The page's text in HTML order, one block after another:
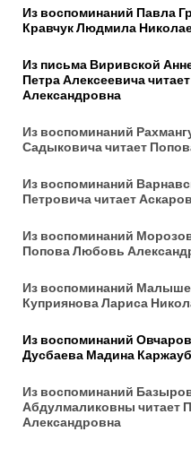
Из воспоминаний Павла
Кравчук Людмила
Из письма Виривской
Петра Алексеевича
Александровна
Из воспоминаний
Садыковичачитает
Из воспоминаний
Петровичачитает
Из воспоминаний
Попова Любовь
Из воспоминаний
Куприянова Лариса
Из воспоминаний
Дусбаева Мадина
Из воспоминаний
Абдулмаликовны читает
Александровна